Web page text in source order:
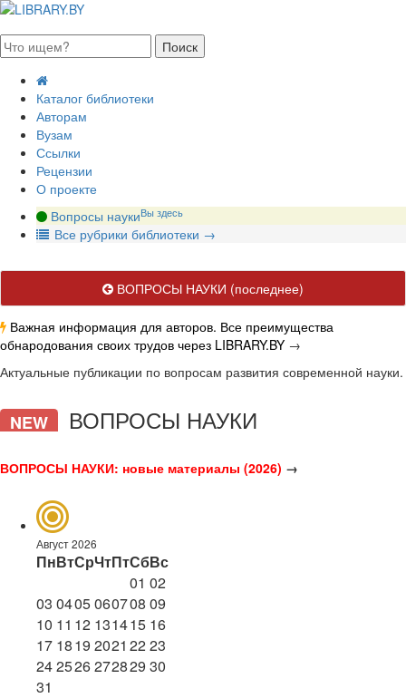
Каталог библиотеки
Авторам
Вузам
Ссылки
Рецензии
О проекте
Вопросы наукиВы здесь
Все рубрики библиотеки →
ВОПРОСЫ НАУКИ (последнее)
Важная информация для авторов. Все преимущества
обнародования своих трудов через LIBRARY.BY →
Актуальные публикации по вопросам развития современной науки.
NEW ВОПРОСЫ НАУКИ
ВОПРОСЫ НАУКИ: новые материалы (2026) →
Август 2026
ПнВтСрЧтПтСбВс
01 02
03 0405060708 09
10 11 12 131415 16
17 1819 2021 2223
242526272829 30
31